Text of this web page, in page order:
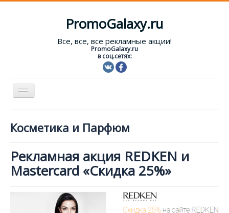
PromoGalaxy.ru
Все, все, все рекламные акции!
PromoGalaxy.ru
в соц.сетях:
Включить/
Форум
Косметика и Парфюм
Рекламная акция REDKEN и
Mastercard «Скидка 25%»